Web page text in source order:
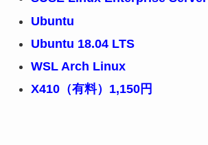
Ubuntu
Ubuntu 18.04 LTS
WSL Arch Linux
X410（有料）1,150円